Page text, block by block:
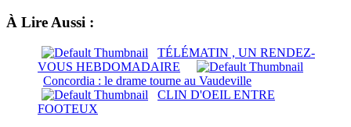
À Lire Aussi :
TÉLÉMATIN , UN RENDEZ-
VOUS HEBDOMADAIRE
Concordia : le drame tourne au Vaudeville
CLIN D'OEIL ENTRE
FOOTEUX